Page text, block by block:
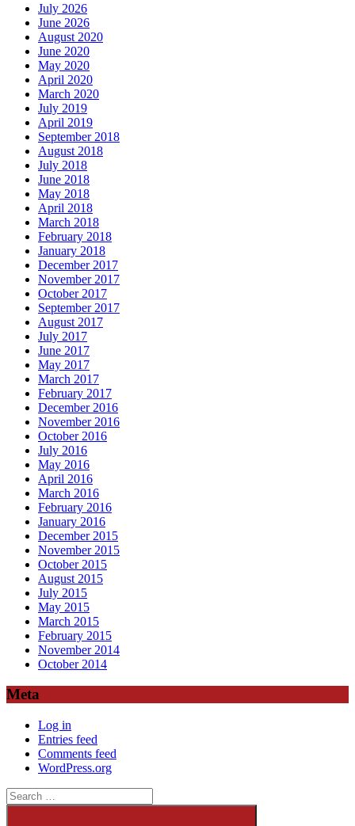
July 2026
June 2026
August 2020
June 2020
May 2020
April 2020
March 2020
July 2019
April 2019
September 2018
August 2018
July 2018
June 2018
May 2018
April 2018
March 2018
February 2018
January 2018
December 2017
November 2017
October 2017
September 2017
August 2017
July 2017
June 2017
May 2017
March 2017
February 2017
December 2016
November 2016
October 2016
July 2016
May 2016
April 2016
March 2016
February 2016
January 2016
December 2015
November 2015
October 2015
August 2015
July 2015
May 2015
March 2015
February 2015
November 2014
October 2014
Meta
Log in
Entries feed
Comments feed
WordPress.org
Search
for: